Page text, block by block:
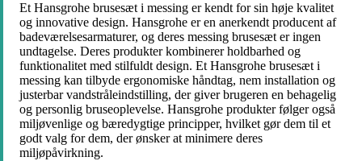
Et Hansgrohe brusesæt i messing er kendt for sin høje kvalitet
og innovative design. Hansgrohe er en anerkendt producent af
badeværelsesarmaturer, og deres messing brusesæt er ingen
undtagelse. Deres produkter kombinerer holdbarhed og
funktionalitet med stilfuldt design. Et Hansgrohe brusesæt i
messing kan tilbyde ergonomiske håndtag, nem installation og
justerbar vandstråleindstilling, der giver brugeren en behagelig
og personlig bruseoplevelse. Hansgrohe produkter følger også
miljøvenlige og bæredygtige principper, hvilket gør dem til et
godt valg for dem, der ønsker at minimere deres
miljøpåvirkning.